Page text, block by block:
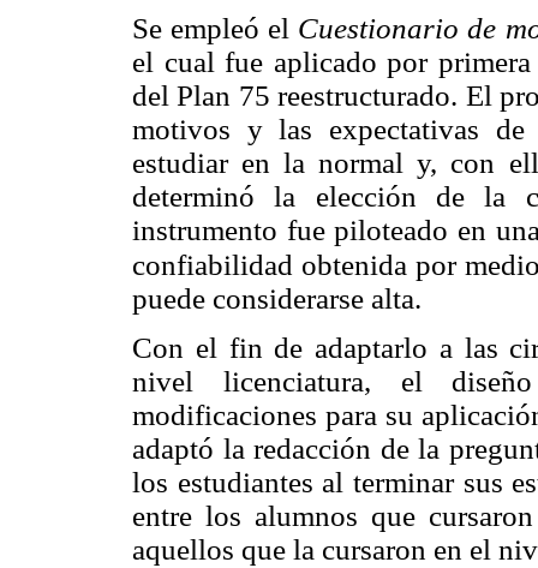
Se empleó el Cuestionario de
el cual fue aplicado por
del Plan 75 reestructurado. El
motivos y las expectativas
estudiar en la normal y, con
determinó la elección de la
instrumento fue piloteado en
confiabilidad obtenida por
puede considerarse alta.
Con el fin de adaptarlo a las
nivel licenciatura, el
modificaciones para su
adaptó la redacción de la
los estudiantes al terminar sus
entre los alumnos que
aquellos que la cursaron en el